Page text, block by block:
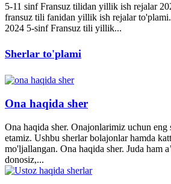
5-11 sinf Fransuz tilidan yillik ish rejalar
fransuz tili fanidan yillik ish rejalar
2024 5-sinf Fransuz tili yillik...
Sherlar to'plami
Ona haqida sher
Ona haqida sher. Onajonlarimiz uchun eng
etamiz. Ushbu sherlar bolajonlar hamda
mo'ljallangan. Ona haqida sher. Juda ham
donosiz,...